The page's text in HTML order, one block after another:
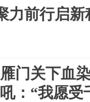
力前行启新
雁门关下血
吼：“我愿受